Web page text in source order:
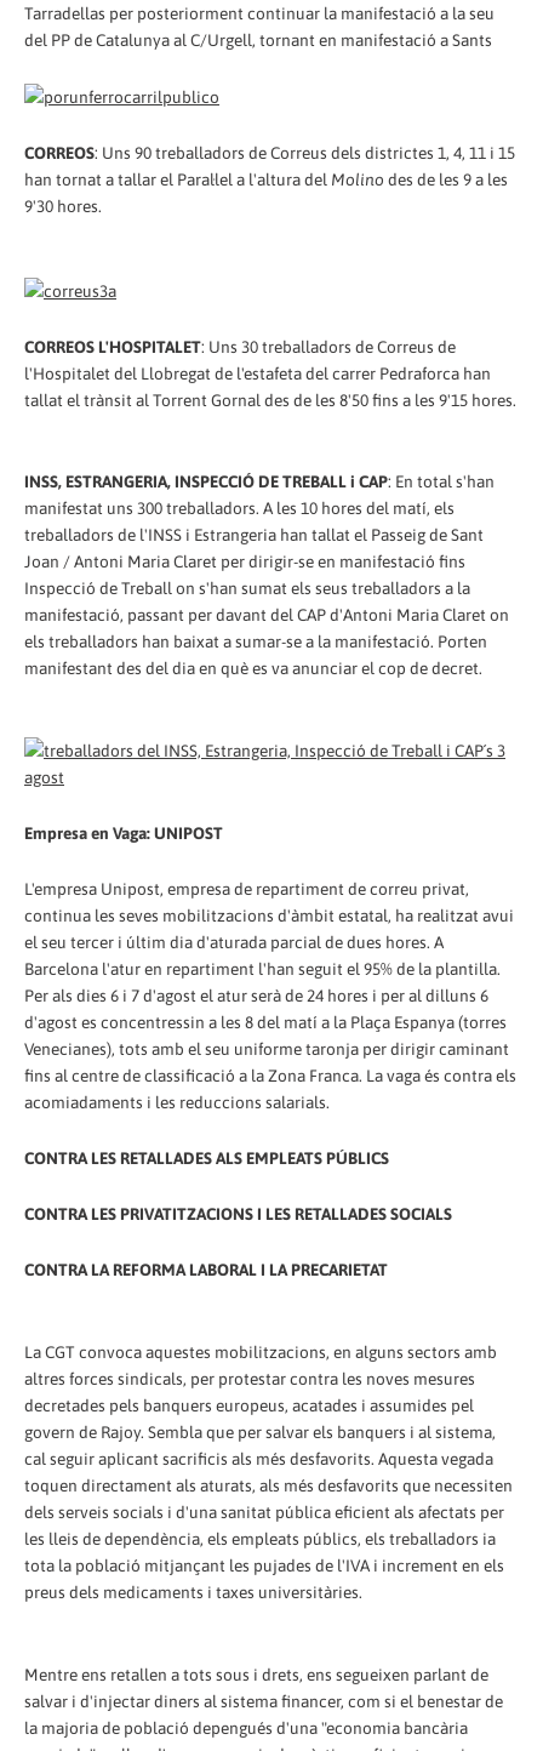
Tarradellas per posteriorment continuar la manifestació a la seu
del PP de Catalunya al C/Urgell, tornant en manifestació a Sants
CORREOS: Uns 90 treballadors de Correus dels districtes 1, 4, 11 i 15
han tornat a tallar el Paral·lel a l'altura del Molino des de les 9 a les
9'30 hores.
CORREOS L'HOSPITALET: Uns 30 treballadors de Correus de
l'Hospitalet del Llobregat de l'estafeta del carrer Pedraforca han
tallat el trànsit al Torrent Gornal des de les 8'50 fins a les 9'15 hores.
INSS, ESTRANGERIA, INSPECCIÓ DE TREBALL i CAP: En total s'han
manifestat uns 300 treballadors. A les 10 hores del matí, els
treballadors de l'INSS i Estrangeria han tallat el Passeig de Sant
Joan / Antoni Maria Claret per dirigir-se en manifestació fins
Inspecció de Treball on s'han sumat els seus treballadors a la
manifestació, passant per davant del CAP d'Antoni Maria Claret on
els treballadors han baixat a sumar-se a la manifestació. Porten
manifestant des del dia en què es va anunciar el cop de decret.
Empresa en Vaga: UNIPOST
L'empresa Unipost, empresa de repartiment de correu privat,
continua les seves mobilitzacions d'àmbit estatal, ha realitzat avui
el seu tercer i últim dia d'aturada parcial de dues hores. A
Barcelona l'atur en repartiment l'han seguit el 95% de la plantilla.
Per als dies 6 i 7 d'agost el atur serà de 24 hores i per al dilluns 6
d'agost es concentressin a les 8 del matí a la Plaça Espanya (torres
Venecianes), tots amb el seu uniforme taronja per dirigir caminant
fins al centre de classificació a la Zona Franca. La vaga és contra els
acomiadaments i les reduccions salarials.
CONTRA LES RETALLADES ALS EMPLEATS PÚBLICS
CONTRA LES PRIVATITZACIONS I LES RETALLADES SOCIALS
CONTRA LA REFORMA LABORAL I LA PRECARIETAT
La CGT convoca aquestes mobilitzacions, en alguns sectors amb
altres forces sindicals, per protestar contra les noves mesures
decretades pels banquers europeus, acatades i assumides pel
govern de Rajoy. Sembla que per salvar els banquers i al sistema,
cal seguir aplicant sacrificis als més desfavorits. Aquesta vegada
toquen directament als aturats, als més desfavorits que necessiten
dels serveis socials i d'una sanitat pública eficient als afectats per
les lleis de dependència, els empleats públics, els treballadors ia
tota la població mitjançant les pujades de l'IVA i increment en els
preus dels medicaments i taxes universitàries.
Mentre ens retallen a tots sous i drets, ens segueixen parlant de
salvar i d'injectar diners al sistema financer, com si el benestar de
la majoria de població depengués d'una "economia bancària